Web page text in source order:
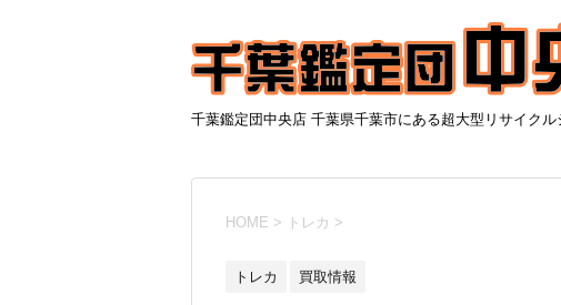
千葉鑑定団中央店 千葉県千葉市にある超大型リサイク
HOME > トレカ >
トレカ 買取情報